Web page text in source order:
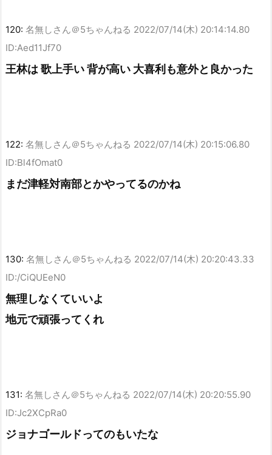
120: 名無しさん＠5ちゃんねる 2022/07/14(木) 20:14:14.80
ID:Aed11Jf70
王林は 歌上手い 背が高い 大喜利も意外と良かった
122: 名無しさん＠5ちゃんねる 2022/07/14(木) 20:15:06.80
ID:Bl4fOmat0
まだ津軽対南部とかやってるのかね
130: 名無しさん＠5ちゃんねる 2022/07/14(木) 20:20:43.33
ID:/CiQUEeN0
無理しなくていいよ
地元で頑張ってくれ
131: 名無しさん＠5ちゃんねる 2022/07/14(木) 20:20:55.90
ID:Jc2XCpRa0
ジョナゴールドってのもいたな